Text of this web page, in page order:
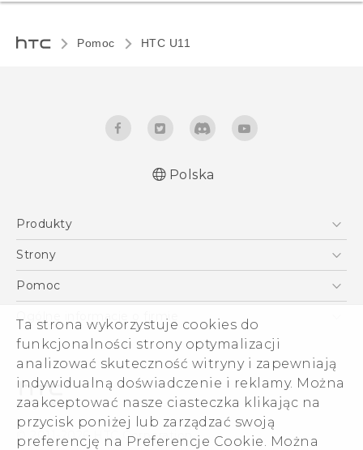
Ta strona wykorzystuje cookies do
funkcjonalności strony optymalizacji
analizować skuteczność witryny i zapewniają
indywidualną doświadczenie i reklamy. Można
zaakceptować nasze ciasteczka klikając na
przycisk poniżej lub zarządzać swoją
preferencję na Preferencje Cookie. Można
Pomoc HTC U11‎
Polish - Wytyczne dotyczące bezpieczeństwa i
wytyczne wymagane przez prawo (Dual Nano-
wytyczne wymagane przez prawo (Nano-Sim)
English - User manual
Polska
Produkty
Smartfony
VIVE
Akcesoria
Strony
HTC Vive
Pomoc
Pomoc E-commerce
Ogólne informacje o firmie
ESG
Informacje o firmie
Dla inwestorów (angielski)
Cookie Preferences
Kariera
© 2011-2026 HTC Corporation